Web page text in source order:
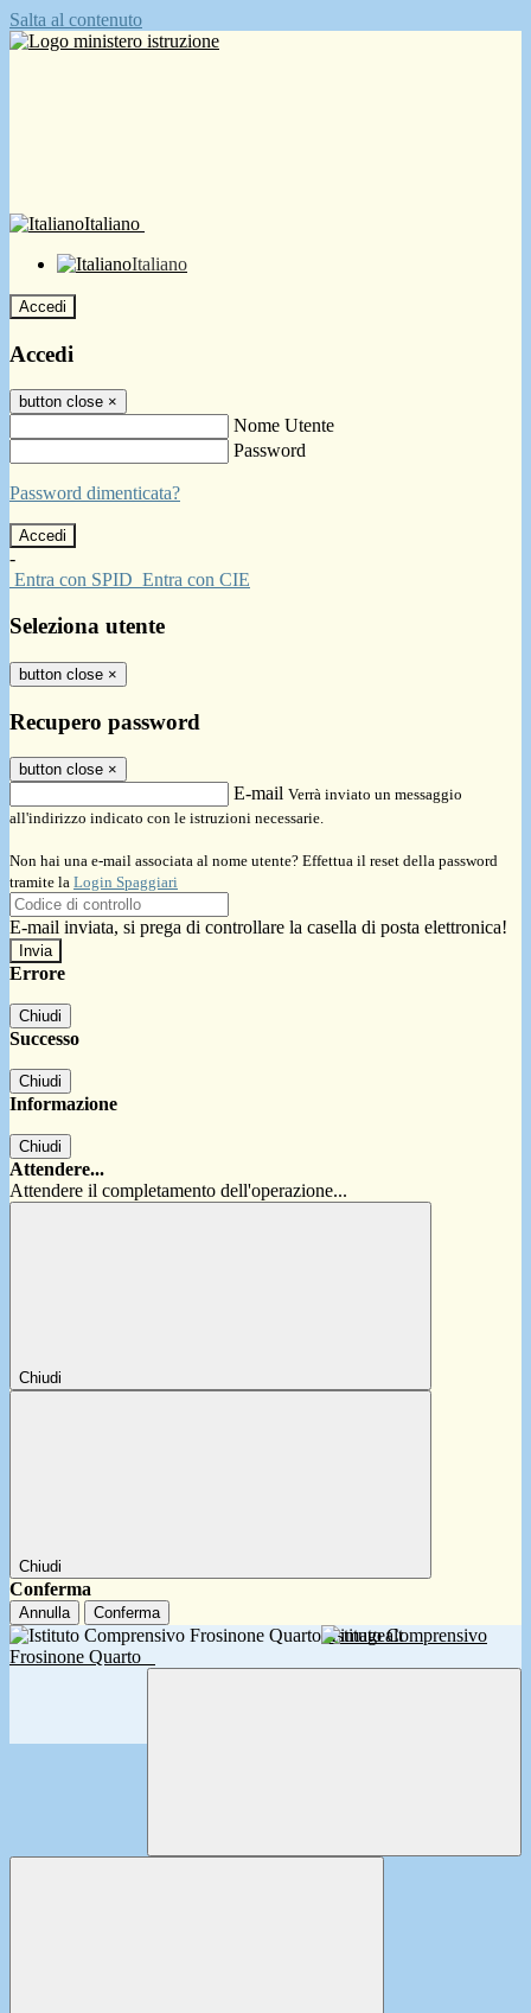
Salta al contenuto
Italiano
Italiano
Accedi
Accedi
button close ×
Nome Utente
Password
Password dimenticata?
-
Entra con SPID Entra con CIE
Seleziona utente
button close ×
Recupero password
button close ×
E-mail Verrà inviato un messaggio
all'indirizzo indicato con le istruzioni necessarie.
Non hai una e-mail associata al nome utente? Effettua il reset della password
tramite la Login Spaggiari
E-mail inviata, si prega di controllare la casella di posta elettronica!
Errore
Chiudi
Successo
Chiudi
Informazione
Chiudi
Attendere...
Attendere il completamento dell'operazione...
Chiudi
Chiudi
Conferma
Annulla Conferma
Istituto Comprensivo
Frosinone Quarto